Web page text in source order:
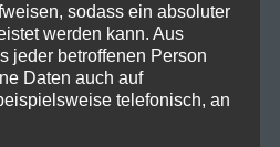
sodass ein absoluter
werden kann. Aus
jeder betroffenen Person
Daten auch auf
telefonisch, an